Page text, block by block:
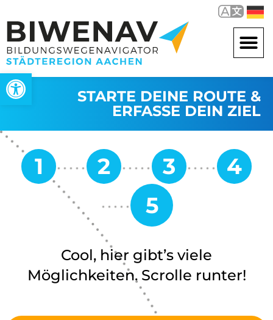
Werkzeugleiste öffnen
STARTE DEINE ROUTE &
ERFASSE DEIN ZIEL
Cool, hier gibt’s viele
Möglichkeiten. Scrolle runter!